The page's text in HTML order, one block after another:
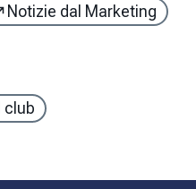
Notizie dal Marketing
club